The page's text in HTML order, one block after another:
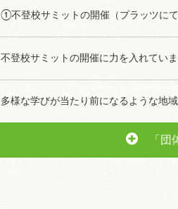
①不登校サミットの開催（プラッツに
不登校サミットの開催に力を入れてい
多様な学びが当たり前になるような地
「団体